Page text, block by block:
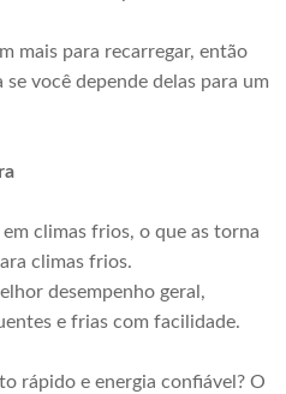
mais para recarregar, então
você depende delas para um
climas frios, o que as torna
climas frios.
desempenho geral,
e frias com facilidade.
rápido e energia confiável? O